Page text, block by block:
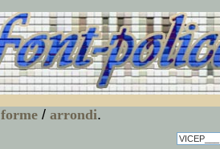
forme/ arrondi.